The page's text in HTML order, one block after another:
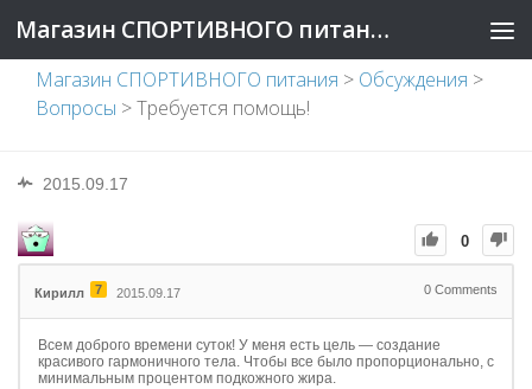
Магазин СПОРТИВНОГО питания
Магазин СПОРТИВНОГО питания > Обсуждения >
Вопросы >Требуется помощь!
2015.09.17
0
Кирилл 7 2015.09.17 0 Comments
Всем доброго времени суток! У меня есть цель — создание
красивого гармоничного тела. Чтобы все было пропорционально, с
минимальным процентом подкожного жира.